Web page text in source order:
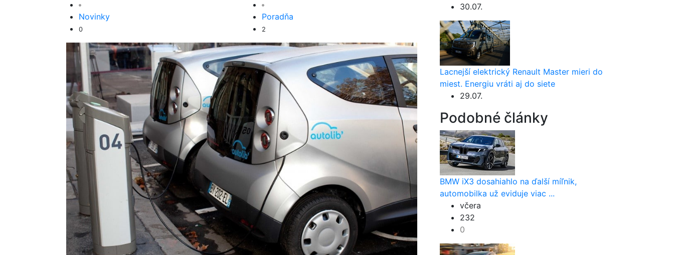
Novinky
0
Poradňa
2
30.07.
Lacnejší elektrický Renault Master mieri do
miest. Energiu vráti aj do siete
29.07.
Podobné články
BMW iX3 dosahiahlo na ďalší míľnik,
automobilka už eviduje viac ...
včera
232
0